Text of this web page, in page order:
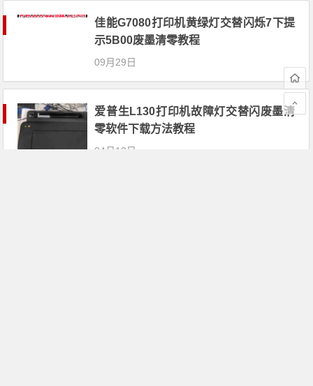
佳能G7080打印机黄绿灯交替闪烁7下提
示5B00废墨清零教程
09月29日
爱普生L130打印机故障灯交替闪废墨清
零软件下载方法教程
04月12日